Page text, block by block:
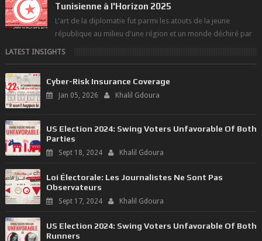
Tunisienne à l'Horizon 2025
L'art de la diplomatie fut parmi les atouts de la jeune
république au milieu d'une région et un monde déchiré par
les polarités et...
LATEST INSIGHTS
Cyber-Risk Insurance Coverage
Jan 05, 2026 Khalil Gdoura
US Election 2024: Swing Voters Unfavorable Of Both
Parties
Sept 18, 2024 Khalil Gdoura
Loi Électorale: Les Journalistes Ne Sont Pas
Observateurs
Sept 17, 2024 Khalil Gdoura
US Election 2024: Swing Voters Unfavorable Of Both
Runners